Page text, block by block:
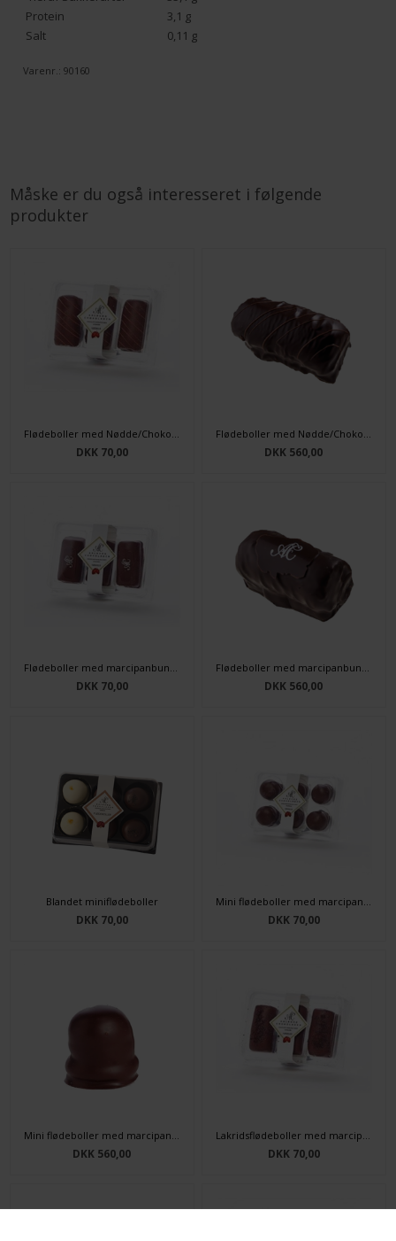
Protein
3,1 g
Salt
0,11 g
Varenr.:90160
Måske er du også interesseret i følgende
produkter
DKK 70,00 DKK 560,00
DKK 70,00 DKK 560,00
Blandet miniflødeboller
DKK 70,00 DKK 70,00
DKK 560,00 DKK 70,00